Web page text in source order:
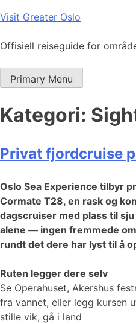
Skip
content
Visit Greater Oslo
Offisiell reiseguide for
Primary Menu
Kategori:
Privat fjordcruise
Oslo Sea Experience tilbyr
Cormate T28, en rask og
dagscruiser med plass til
alene — ingen fremmede
rundt det dere har lyst til å
Ruten legger dere selv
Se Operahuset, Akershus
fra vannet, eller legg kursen
stille vik, gå i land